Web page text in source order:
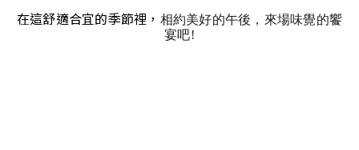
在這舒適合宜的季節裡， 相約美好的午後，來場味覺的饗
宴吧!